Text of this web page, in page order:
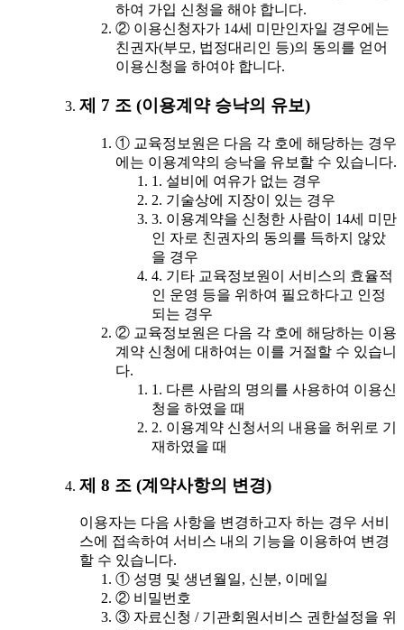
하여 가입 신청을 해야 합니다.
② 이용신청자가 14세 미만인자일 경우에는
친권자(부모, 법정대리인 등)의 동의를 얻어
이용신청을 하여야 합니다.
제 7 조 (이용계약 승낙의 유보)
① 교육정보원은 다음 각 호에 해당하는 경우
에는 이용계약의 승낙을 유보할 수 있습니다.
1. 설비에 여유가 없는 경우
2. 기술상에 지장이 있는 경우
3. 이용계약을 신청한 사람이 14세 미만
인 자로 친권자의 동의를 득하지 않았
을 경우
4. 기타 교육정보원이 서비스의 효율적
인 운영 등을 위하여 필요하다고 인정
되는 경우
② 교육정보원은 다음 각 호에 해당하는 이용
계약 신청에 대하여는 이를 거절할 수 있습니
다.
1. 다른 사람의 명의를 사용하여 이용신
청을 하였을 때
2. 이용계약 신청서의 내용을 허위로 기
재하였을 때
제 8 조 (계약사항의 변경)
이용자는 다음 사항을 변경하고자 하는 경우 서비
스에 접속하여 서비스 내의 기능을 이용하여 변경
할 수 있습니다.
① 성명 및 생년월일, 신분, 이메일
② 비밀번호
③ 자료신청 / 기관회원서비스 권한설정을 위